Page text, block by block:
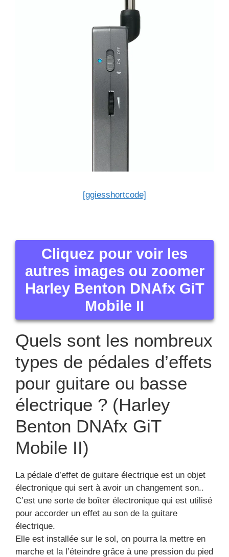
[ggiesshortcode]
Cliquez pour voir les
autres images ou zoomer
Harley Benton DNAfx GiT
Mobile II
Quels sont les nombreux
types de pédales d’effets
pour guitare ou basse
électrique ? (Harley
Benton DNAfx GiT
Mobile II)
La pédale d’effet de guitare électrique est un objet
électronique qui sert à avoir un changement son..
C’est une sorte de boîter électronique qui est utilisé
pour accorder un effet au son de la guitare
électrique.
Elle est installée sur le sol, on pourra la mettre en
marche et la l’éteindre grâce à une pression du pied